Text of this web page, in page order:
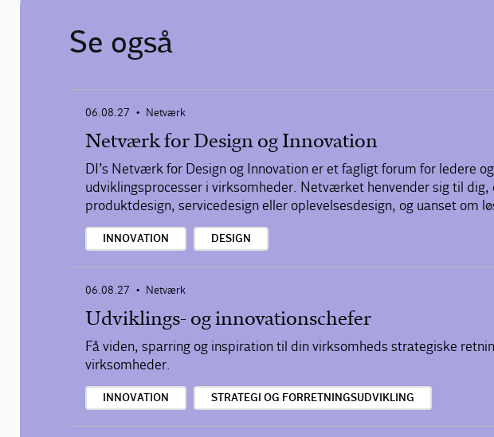
Se også
06.08.27 • Netværk
Netværk for Design og Innovation
DI’s Netværk for Design og Innovation er et fagligt forum for ledere
udviklingsprocesser i virksomheder. Netværket henvender sig til
produktdesign, servicedesign eller oplevelsesdesign, og uanset om
INNOVATION DESIGN
06.08.27 • Netværk
Udviklings- og innovationschefer
Få viden, sparring og inspiration til din virksomheds strategiske
virksomheder.
INNOVATION STRATEGI OG FORRETNINGSUDVIKLING